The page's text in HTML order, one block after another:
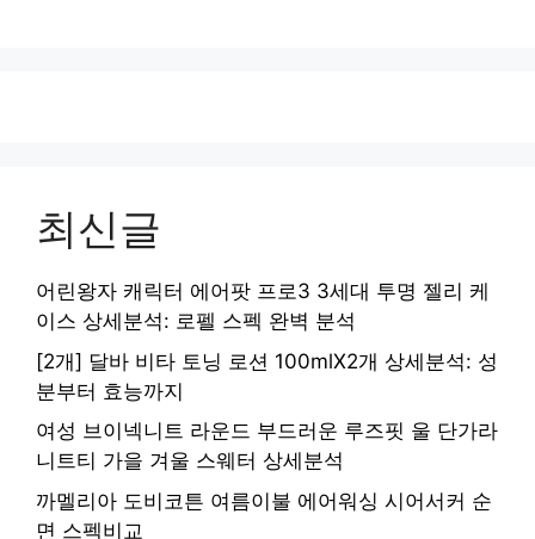
최신글
어린왕자 캐릭터 에어팟 프로3 3세대 투명 젤리 케
이스 상세분석: 로펠 스펙 완벽 분석
[2개] 달바 비타 토닝 로션 100mlX2개 상세분석: 성
분부터 효능까지
여성 브이넥니트 라운드 부드러운 루즈핏 울 단가라
니트티 가을 겨울 스웨터 상세분석
까멜리아 도비코튼 여름이불 에어워싱 시어서커 순
면 스펙비교